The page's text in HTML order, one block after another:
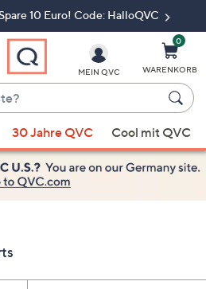
10 Euro! Code: HalloQVC
MEIN QVC
0
WARENKORB
30 Jahre QVC Cool mit QVC